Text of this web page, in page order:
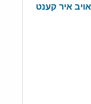
איר קענט